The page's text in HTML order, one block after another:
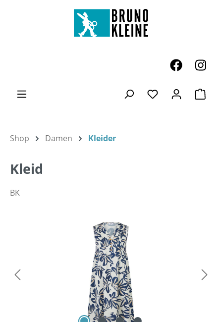
Zum Hauptinhalt springen
Du hast 0
Shop Damen Kleider
Kleid
BK
Bildergalerie überspringen